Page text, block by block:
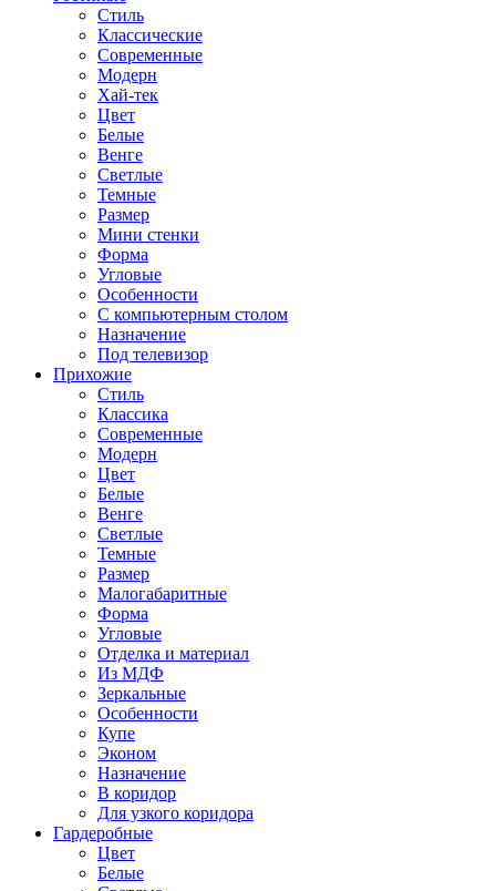
Стиль
Классические
Современные
Модерн
Хай-тек
Цвет
Белые
Венге
Светлые
Темные
Размер
Мини стенки
Форма
Угловые
Особенности
С компьютерным столом
Назначение
Под телевизор
Прихожие
Стиль
Классика
Современные
Модерн
Цвет
Белые
Венге
Светлые
Темные
Размер
Малогабаритные
Форма
Угловые
Отделка и материал
Из МДФ
Зеркальные
Особенности
Купе
Эконом
Назначение
В коридор
Для узкого коридора
Гардеробные
Цвет
Белые